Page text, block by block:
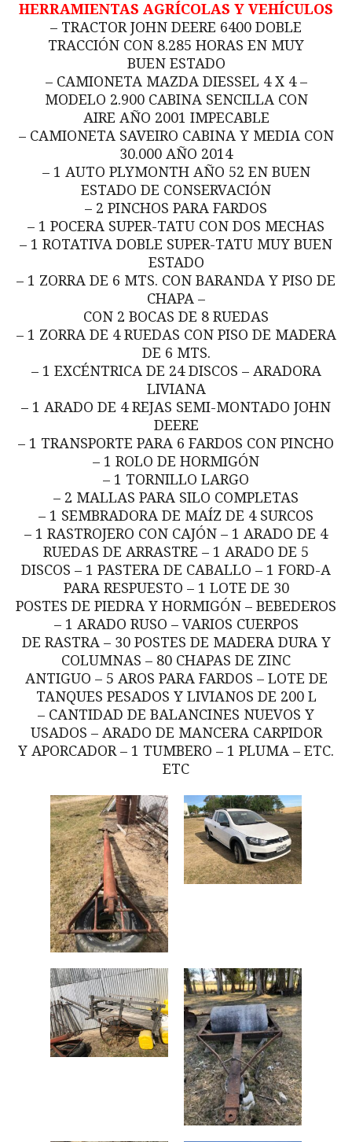
HERRAMIENTAS AGRÍCOLAS Y VEHÍCULOS
– TRACTOR JOHN DEERE 6400 DOBLE
TRACCIÓN CON 8.285 HORAS EN MUY
BUEN ESTADO
– CAMIONETA MAZDA DIESSEL 4 X 4 –
MODELO 2.900 CABINA SENCILLA CON
AIRE AÑO 2001 IMPECABLE
– CAMIONETA SAVEIRO CABINA Y MEDIA CON
30.000 AÑO 2014
– 1 AUTO PLYMONTH AÑO 52 EN BUEN
ESTADO DE CONSERVACIÓN
– 2 PINCHOS PARA FARDOS
– 1 POCERA SUPER-TATU CON DOS MECHAS
– 1 ROTATIVA DOBLE SUPER-TATU MUY BUEN
ESTADO
– 1 ZORRA DE 6 MTS. CON BARANDA Y PISO DE
CHAPA –
CON 2 BOCAS DE 8 RUEDAS
– 1 ZORRA DE 4 RUEDAS CON PISO DE MADERA
DE 6 MTS.
– 1 EXCÉNTRICA DE 24 DISCOS – ARADORA
LIVIANA
– 1 ARADO DE 4 REJAS SEMI-MONTADO JOHN
DEERE
– 1 TRANSPORTE PARA 6 FARDOS CON PINCHO
– 1 ROLO DE HORMIGÓN
– 1 TORNILLO LARGO
– 2 MALLAS PARA SILO COMPLETAS
– 1 SEMBRADORA DE MAÍZ DE 4 SURCOS
– 1 RASTROJERO CON CAJÓN – 1 ARADO DE 4
RUEDAS DE ARRASTRE – 1 ARADO DE 5
DISCOS – 1 PASTERA DE CABALLO – 1 FORD-A
PARA RESPUESTO – 1 LOTE DE 30
POSTES DE PIEDRA Y HORMIGÓN – BEBEDEROS
– 1 ARADO RUSO – VARIOS CUERPOS
DE RASTRA – 30 POSTES DE MADERA DURA Y
COLUMNAS – 80 CHAPAS DE ZINC
ANTIGUO – 5 AROS PARA FARDOS – LOTE DE
TANQUES PESADOS Y LIVIANOS DE 200 L
– CANTIDAD DE BALANCINES NUEVOS Y
USADOS – ARADO DE MANCERA CARPIDOR
Y APORCADOR – 1 TUMBERO – 1 PLUMA – ETC.
ETC